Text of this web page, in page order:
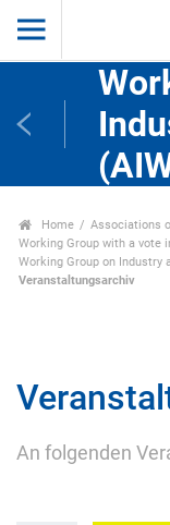
Home Associations
Working Group with a vote
Working Group on Industry
Veranstaltungsarchiv
An folgenden